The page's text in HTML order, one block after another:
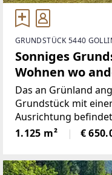
GRUNDSTÜCK 5440
Sonniges
Wohnen wo
Das an Grünland
Grundstück mit
Ausrichtung
Torren, direkt am
Planung eines
1.125 m² €